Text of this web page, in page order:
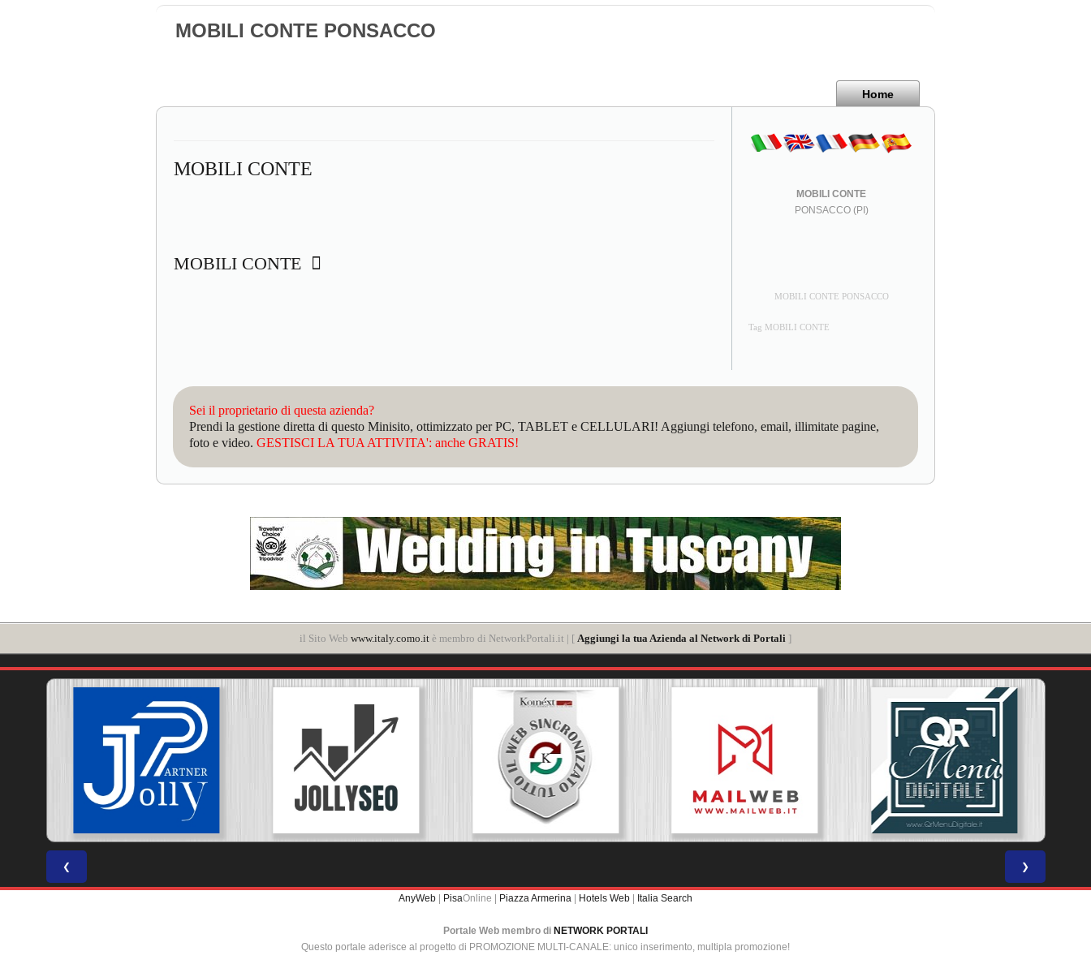
MOBILI CONTE PONSACCO
Home
MOBILI CONTE
MOBILI CONTE
MOBILI CONTE
PONSACCO (PI)
MOBILI CONTE PONSACCO
Tag MOBILI CONTE
Sei il proprietario di questa azienda?
Prendi la gestione diretta di questo Minisito, ottimizzato per PC, TABLET e CELLULARI! Aggiungi telefono, email, illimitate pagine,
foto e video. GESTISCI LA TUA ATTIVITA': anche GRATIS!
il Sito Web www.italy.como.it è membro di NetworkPortali.it | [ Aggiungi la tua Azienda al Network di Portali ]
❮ ❯
AnyWeb | PisaOnline | Piazza Armerina | Hotels Web | Italia Search
Portale Web membro di NETWORK PORTALI
Questo portale aderisce al progetto di PROMOZIONE MULTI-CANALE: unico inserimento, multipla promozione!